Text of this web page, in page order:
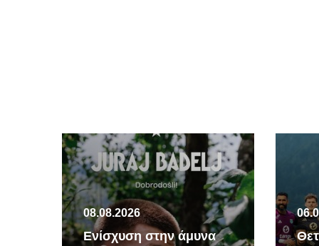
08.08.2026
Ενίσχυση στην άμυνα